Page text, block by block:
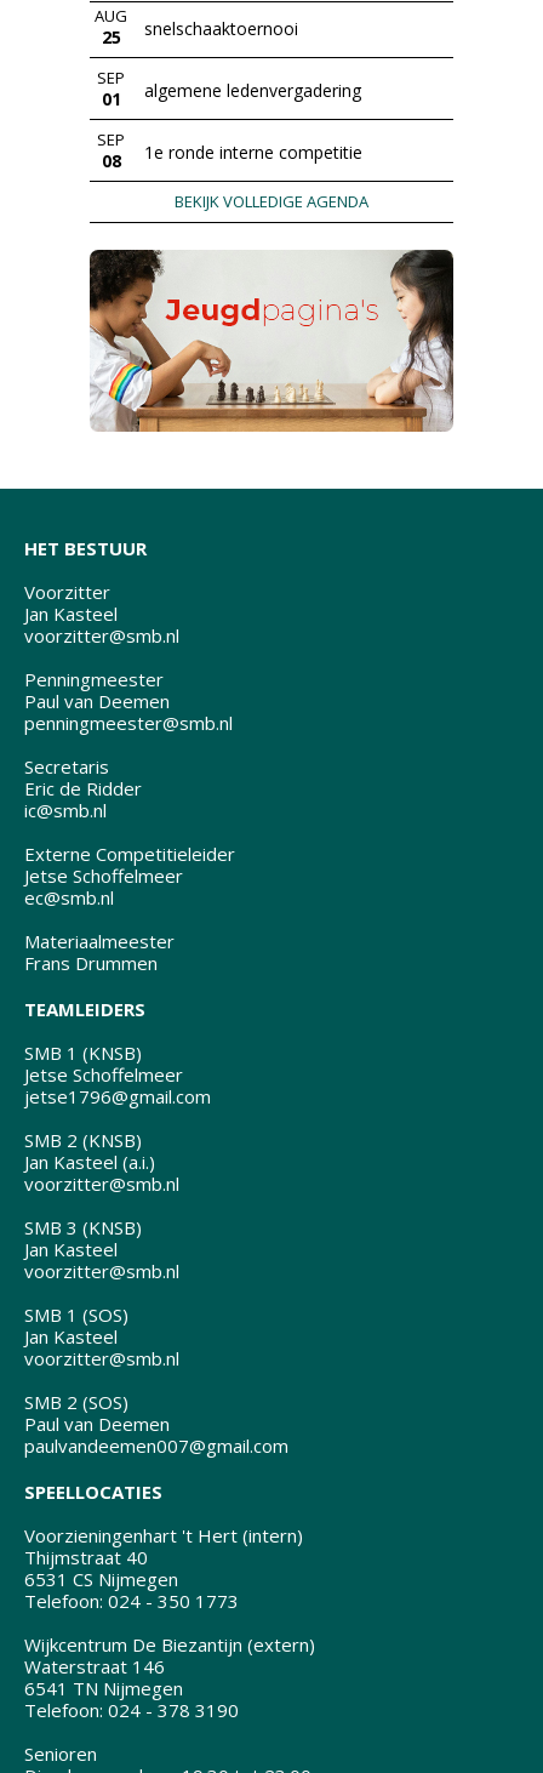
AUG
25 snelschaaktoernooi
SEP
01 algemene ledenvergadering
SEP
08 1e ronde interne competitie
BEKIJK VOLLEDIGE AGENDA
HET BESTUUR
Voorzitter
Jan Kasteel
voorzitter@smb.nl
Penningmeester
Paul van Deemen
penningmeester@smb.nl
Secretaris
Eric de Ridder
ic@smb.nl
Externe Competitieleider
Jetse Schoffelmeer
ec@smb.nl
Materiaalmeester
Frans Drummen
TEAMLEIDERS
SMB 1 (KNSB)
Jetse Schoffelmeer
jetse1796@gmail.com
SMB 2 (KNSB)
Jan Kasteel (a.i.)
voorzitter@smb.nl
SMB 3 (KNSB)
Jan Kasteel
voorzitter@smb.nl
SMB 1 (SOS)
Jan Kasteel
voorzitter@smb.nl
SMB 2 (SOS)
Paul van Deemen
paulvandeemen007@gmail.com
SPEELLOCATIES
Voorzieningenhart 't Hert (intern)
Thijmstraat 40
6531 CS Nijmegen
Telefoon: 024 - 350 1773
Wijkcentrum De Biezantijn (extern)
Waterstraat 146
6541 TN Nijmegen
Telefoon: 024 - 378 3190
Senioren